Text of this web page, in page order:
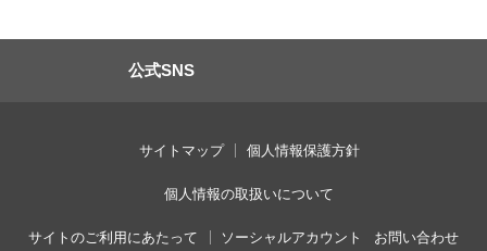
公式SNS
サイトマップ 個人情報保護方針
個人情報の取扱いについて
サイトのご利用にあたって ソーシャルアカウント お問い合わせ